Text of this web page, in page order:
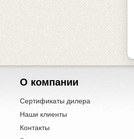
О компании
Сертификаты дилера
Наши клиенты
Контакты